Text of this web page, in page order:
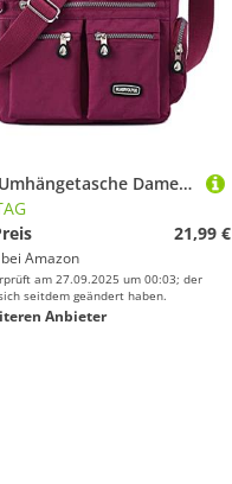
NOTAG Umhängetasche Damen Leichte Mehrfach-Taschen Handtasche Wasserdicht Nylon Damen Sportliche Schultertasche (Hellviolett)
21,99 €
Amazon
am 27.09.2025 um 00:03; der
seitdem geändert haben.
Anbieter